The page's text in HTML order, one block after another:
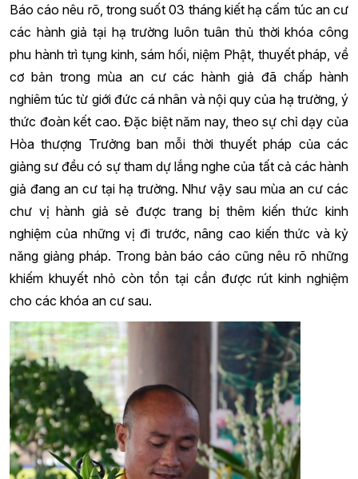
Báo cáo nêu rõ, trong suốt 03 tháng kiết hạ cấm túc an cư
các hành giả tại hạ trường luôn tuân thủ thời khóa công
phu hành trì tụng kinh, sám hối, niệm Phật, thuyết pháp, về
cơ bản trong mùa an cư các hành giả đã chấp hành
nghiêm túc từ giới đức cá nhân và nội quy của hạ trường, ý
thức đoàn kết cao. Đặc biệt năm nay, theo sự chỉ dạy của
Hòa thượng Trưởng ban mỗi thời thuyết pháp của các
giảng sư đều có sự tham dự lắng nghe của tất cả các hành
giả đang an cư tại hạ trường. Như vậy sau mùa an cư các
chư vị hành giả sẻ được trang bị thêm kiến thức kinh
nghiệm của những vị đi trước, nâng cao kiến thức và kỷ
năng giảng pháp. Trong bản báo cáo cũng nêu rõ những
khiếm khuyết nhỏ còn tồn tại cần được rút kinh nghiệm
cho các khóa an cư sau.